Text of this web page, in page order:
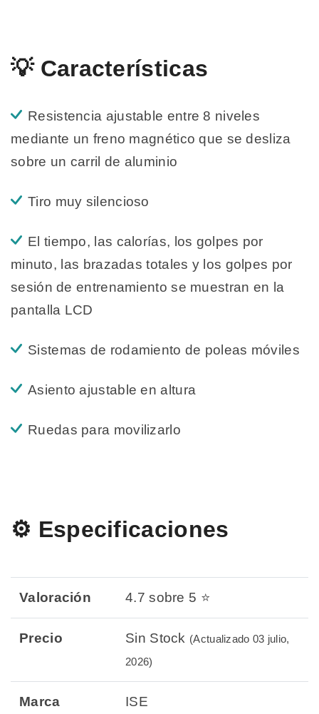
💡 Características
Resistencia ajustable entre 8 niveles
mediante un freno magnético que se desliza
sobre un carril de aluminio
Tiro muy silencioso
El tiempo, las calorías, los golpes por
minuto, las brazadas totales y los golpes por
sesión de entrenamiento se muestran en la
pantalla LCD
Sistemas de rodamiento de poleas móviles
Asiento ajustable en altura
Ruedas para movilizarlo
⚙️ Especificaciones
Valoración 4.7 sobre 5 ⭐
Precio Sin Stock (Actualizado 03 julio,
2026)
Marca ISE